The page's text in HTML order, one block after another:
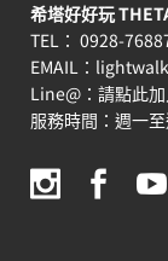
希塔好好玩
TEL： 0928-
EMAIL：
Line@： 請點此
服務時間：週一